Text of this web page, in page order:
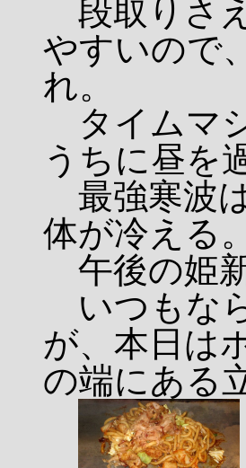
段取りさ
やすいので
れ。
タイムマ
うちに昼を
最強寒波
体が冷える。
午後の姫
いつもな
が、本日は
の端にある